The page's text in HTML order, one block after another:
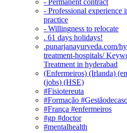
- Professional experience
practice
- Willingness to relocate
. 61 days holidays!
.punarjanayurveda.com/
treatment-hospitals/
Treatment in hyderabad
(Enfermeiros) (Irlanda)
(jobs) (HSE)
#Fisiotereuta
#Formação
#França #enfermeiros
#gp #doctor
#mentalhealth